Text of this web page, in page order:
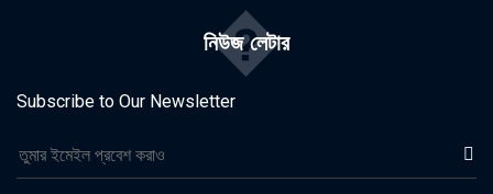
নিউজ লেটার
�
Subscribe to Our Newsletter